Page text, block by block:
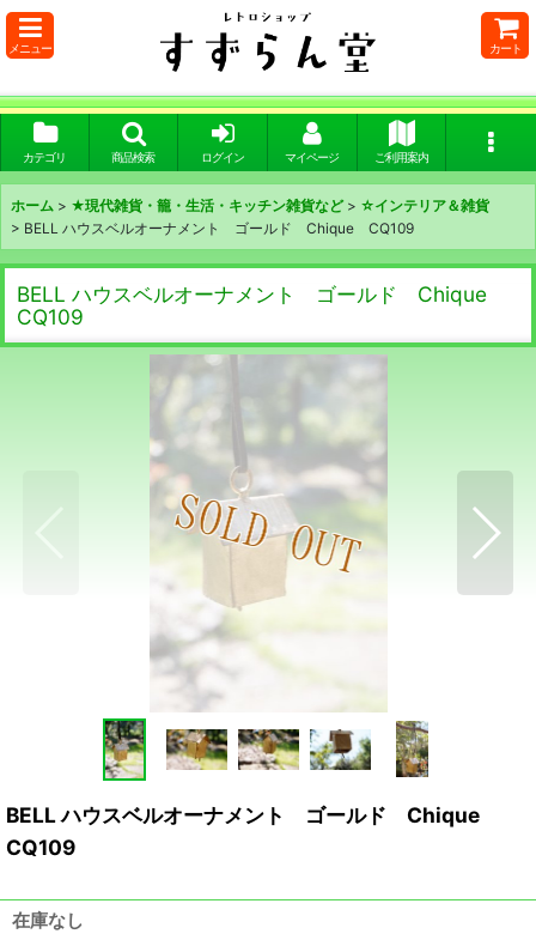
メニュー カート
カテゴリ 商品検索 ログイン マイページ ご利用案内
ホーム > ★現代雑貨・籠・生活・キッチン雑貨など > ☆インテリア＆雑貨
> BELL ハウスベルオーナメント ゴールド Chique CQ109
BELL ハウスベルオーナメント ゴールド Chique
CQ109
BELL ハウスベルオーナメント ゴールド Chique
CQ109
在庫なし